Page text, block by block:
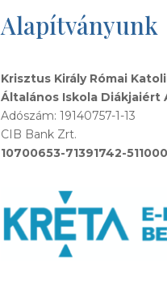
Alapítványunk
Krisztus Király Római
Általános Iskola Diákjaiért
Adószám: 19140757-1-13
CIB Bank Zrt.
10700653-71391742-